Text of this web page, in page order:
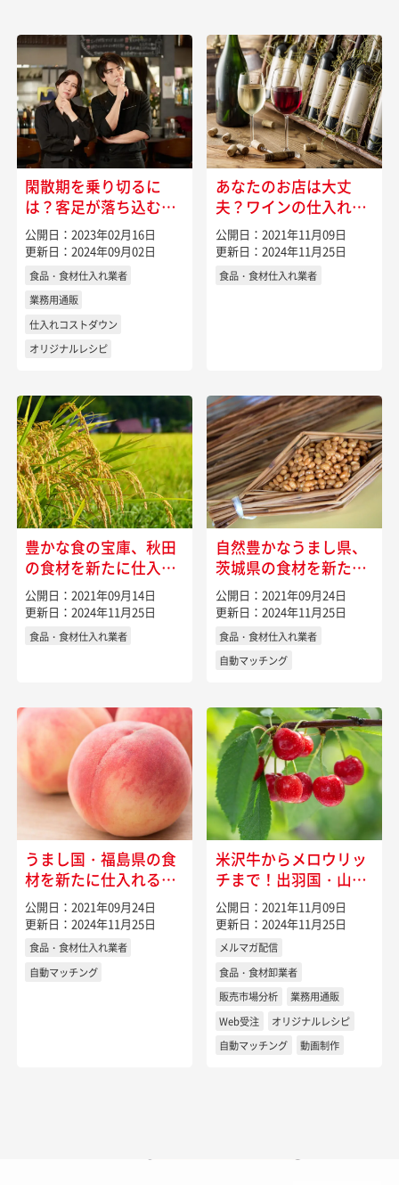
閑散期を乗り切るに
は？客足が落ち込む時
期に行いたい飲食店の
集客対策
公開日：2023年02月16日
更新日：2024年09月02日
食品・食材仕入れ業者
業務用通販
仕入れコストダウン
オリジナルレシピ
あなたのお店は大丈
夫？ワインの仕入れに
こだわるべき理由とは
公開日：2021年11月09日
更新日：2024年11月25日
食品・食材仕入れ業者
豊かな食の宝庫、秋田
の食材を新たに仕入れ
るには
公開日：2021年09月14日
更新日：2024年11月25日
食品・食材仕入れ業者
自然豊かなうまし県、
茨城県の食材を新たに
仕入れるには
公開日：2021年09月24日
更新日：2024年11月25日
食品・食材仕入れ業者
自動マッチング
うまし国・福島県の食
材を新たに仕入れるに
は
公開日：2021年09月24日
更新日：2024年11月25日
食品・食材仕入れ業者
自動マッチング
米沢牛からメロウリッ
チまで！出羽国・山形
県の特産物
公開日：2021年11月09日
更新日：2024年11月25日
メルマガ配信
食品・食材卸業者
販売市場分析
業務用通販
Web受注
オリジナルレシピ
自動マッチング
動画制作